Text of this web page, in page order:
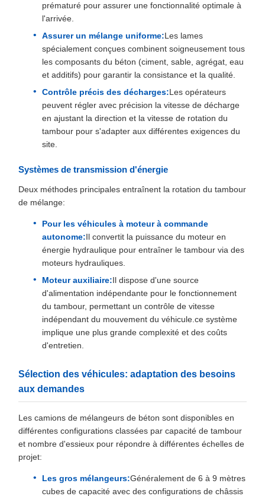
prématuré pour assurer une fonctionnalité optimale à
l'arrivée.
Assurer un mélange uniforme:Les lames
spécialement conçues combinent soigneusement tous
les composants du béton (ciment, sable, agrégat, eau
et additifs) pour garantir la consistance et la qualité.
Contrôle précis des décharges:Les opérateurs
peuvent régler avec précision la vitesse de décharge
en ajustant la direction et la vitesse de rotation du
tambour pour s'adapter aux différentes exigences du
site.
Systèmes de transmission d'énergie
Deux méthodes principales entraînent la rotation du tambour
de mélange:
Pour les véhicules à moteur à commande
autonome:Il convertit la puissance du moteur en
énergie hydraulique pour entraîner le tambour via des
moteurs hydrauliques.
Moteur auxiliaire:Il dispose d'une source
d'alimentation indépendante pour le fonctionnement
du tambour, permettant un contrôle de vitesse
indépendant du mouvement du véhicule.ce système
implique une plus grande complexité et des coûts
d'entretien.
Sélection des véhicules: adaptation des besoins
aux demandes
Les camions de mélangeurs de béton sont disponibles en
différentes configurations classées par capacité de tambour
et nombre d'essieux pour répondre à différentes échelles de
projet:
Les gros mélangeurs:Généralement de 6 à 9 mètres
cubes de capacité avec des configurations de châssis